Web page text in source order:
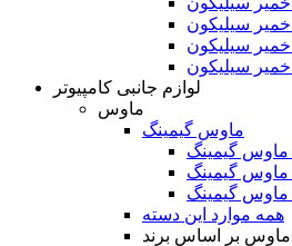
لوازم جانبی کامپیوتر
ماوس
ماوس گیمینگ
همه موارد این دسته
ماوس بر اساس برند